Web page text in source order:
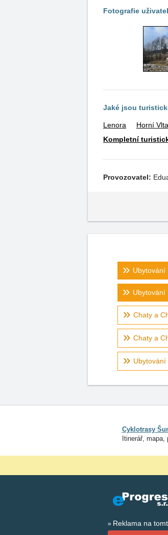
Fotografie
Jaké jsou
Lenora Horní
Kompletní
Provozovatel:
Ubytování
Ubytování
Chaty a
Chaty a
Cyklotrasy
Itinerář, mapa,
Reklama na